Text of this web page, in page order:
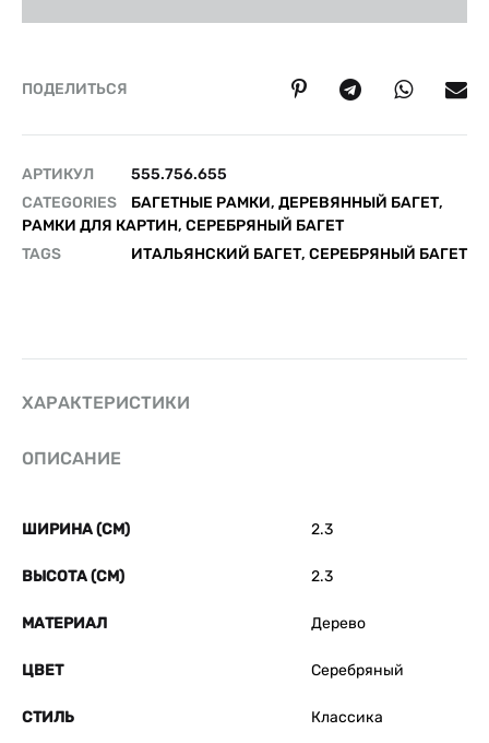
ПОДЕЛИТЬСЯ
АРТИКУЛ
555.756.655
CATEGORIES
БАГЕТНЫЕ РАМКИ, ДЕРЕВЯННЫЙ БАГЕТ,
РАМКИ ДЛЯ КАРТИН, СЕРЕБРЯНЫЙ БАГЕТ
TAGS
ИТАЛЬЯНСКИЙ БАГЕТ, СЕРЕБРЯНЫЙ БАГЕТ
ХАРАКТЕРИСТИКИ
ОПИСАНИЕ
ШИРИНА (СМ) 2.3
ВЫСОТА (СМ) 2.3
МАТЕРИАЛ Дерево
ЦВЕТ Серебряный
СТИЛЬ Классика